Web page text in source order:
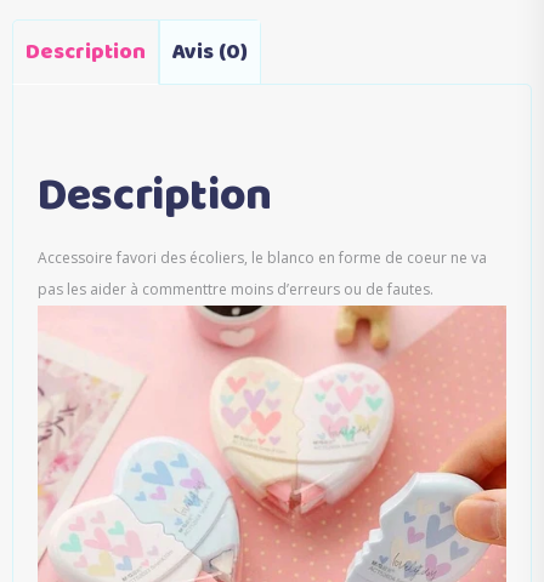
Description Avis (0)
Description
Accessoire favori des écoliers, le blanco en forme de coeur ne va
pas les aider à commenttre moins d’erreurs ou de fautes.